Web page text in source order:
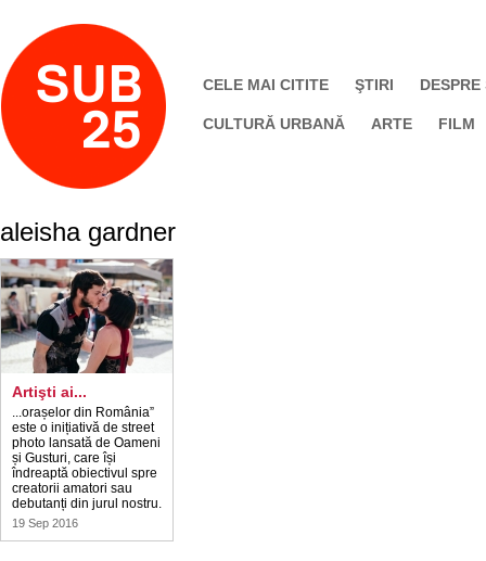
CELE MAI CITITE ŞTIRI DESPRE
CULTURĂ URBANĂ ARTE FILM
aleisha gardner
Artişti ai...
...orașelor din România”
este o inițiativă de street
photo lansată de Oameni
și Gusturi, care își
îndreaptă obiectivul spre
creatorii amatori sau
debutanți din jurul nostru.
19 Sep 2016